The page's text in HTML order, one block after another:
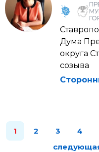
Дума
округа
созыва
1 2 3 4